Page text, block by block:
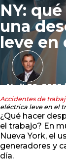
NY:
una
leve en
Abril 30, 2025/
Accidentes de
eléctrica leve en el
¿Qué hacer
el trabajo? En
Nueva York, el
generadores y
día.